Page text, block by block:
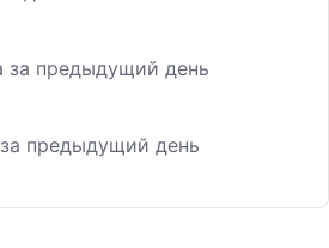
за предыдущий день
предыдущий день